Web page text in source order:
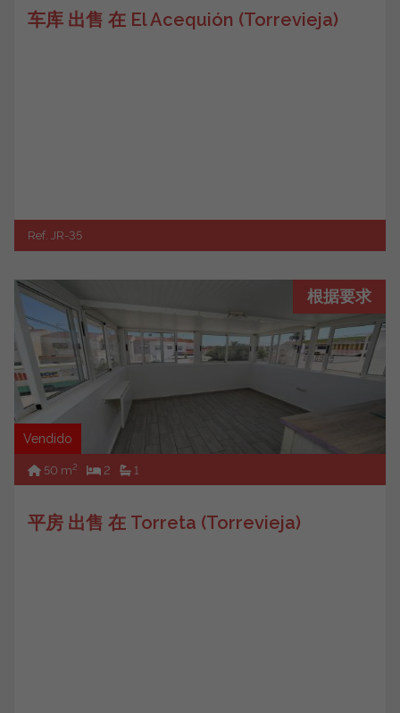
车库 出售 在 El Acequión (Torrevieja)
Ref. JR-35
根据要求
Vendido
50 m2 2 1
平房 出售 在 Torreta (Torrevieja)